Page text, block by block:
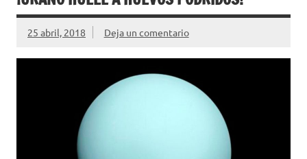
25 abril, 2018 Deja un comentario